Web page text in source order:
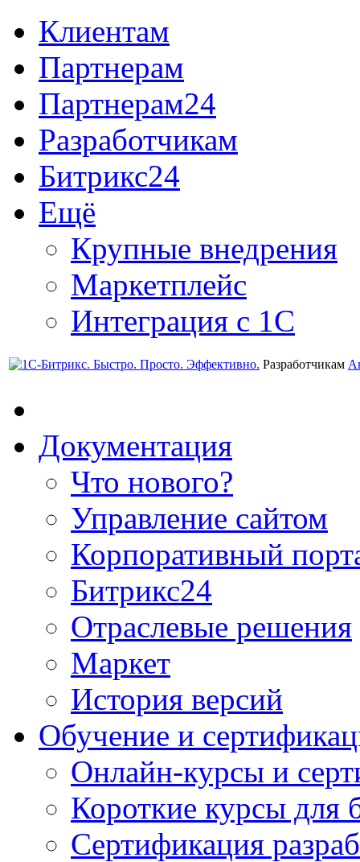
Клиентам
Партнерам
Партнерам24
Разработчикам
Битрикс24
Ещё
Крупные внедрения
Маркетплейс
Интеграция с 1С
Разработчикам
Документация
Что нового?
Управление сайтом
Корпоративный
Битрикс24
Отраслевые решения
Маркет
История версий
Обучение и
Онлайн-курсы и
Короткие курсы для
Сертификация